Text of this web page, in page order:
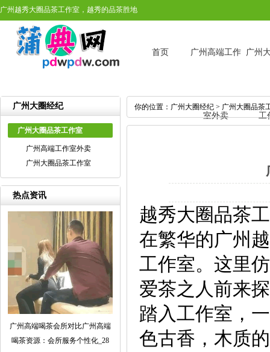
广州越秀大圈品茶工作室，越秀的品茶胜地
首页 广州高端工作
室外卖
广州
工
广州大圈经纪
广州大圈品茶工作室
广州高端工作室外卖
广州大圈品茶工作室
热点资讯
广州高端喝茶会所对比广州高端
喝茶资源：会所服务个性化_28
你的位置： 广州大圈经纪 > 广州大圈品茶
越秀大圈品茶
在繁华的广州
工作室。这里
爱茶之人前来
踏入工作室，
色古香，木质